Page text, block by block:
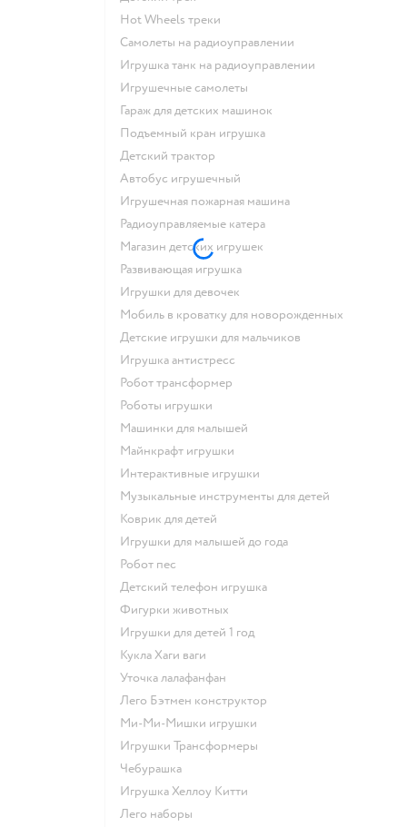
Hot Wheels треки
Самолеты на радиоуправлении
Игрушка танк на радиоуправлении
Игрушечные самолеты
Гараж для детских машинок
Подъемный кран игрушка
Детский трактор
Автобус игрушечный
Игрушечная пожарная машина
Радиоуправляемые катера
Магазин детских игрушек
Развивающая игрушка
Игрушки для девочек
Мобиль в кроватку для новорожденных
Детские игрушки для мальчиков
Игрушка антистресс
Робот трансформер
Роботы игрушки
Машинки для малышей
Майнкрафт игрушки
Интерактивные игрушки
Музыкальные инструменты для детей
Коврик для детей
Игрушки для малышей до года
Робот пес
Детский телефон игрушка
Фигурки животных
Игрушки для детей 1 год
Кукла Хаги ваги
Уточка лалафанфан
Лего Бэтмен конструктор
Ми-Ми-Мишки игрушки
Игрушки Трансформеры
Чебурашка
Игрушка Хеллоу Китти
Лего наборы